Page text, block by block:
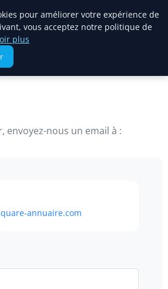
ET
envoyez-nous un email à :
annuaire.com
pour améliorer votre expérience de
vous acceptez notre politique de
plus